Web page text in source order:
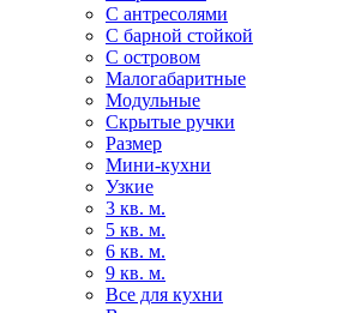
С антресолями
С барной стойкой
С островом
Малогабаритные
Модульные
Скрытые ручки
Размер
Мини-кухни
Узкие
3 кв. м.
5 кв. м.
6 кв. м.
9 кв. м.
Все для кухни